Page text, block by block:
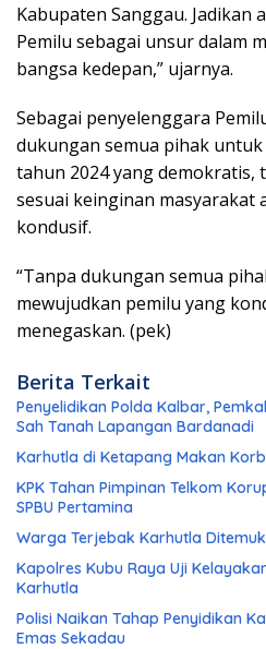
Kabupaten Sanggau. Jadikan
Pemilu sebagai unsur dalam
bangsa kedepan,” ujarnya.
Sebagai penyelenggara
dukungan semua pihak
tahun 2024 yang demokratis,
sesuai keinginan masyarakat
kondusif.
“Tanpa dukungan semua
mewujudkan pemilu yang
menegaskan. (pek)
Berita Terkait
Penyelidikan Polda Kalbar,
Sah Tanah Lapangan Bardanadi
Karhutla di Ketapang Makan
KPK Tahan Pimpinan Telkom
SPBU Pertamina
Warga Terjebak Karhutla
Kapolres Kubu Raya Uji
Karhutla
Polisi Naikan Tahap Penyidikan
Emas Sekadau